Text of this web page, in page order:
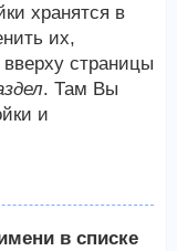
хранятся в
их,
страницы
. Там Вы
и
в списке